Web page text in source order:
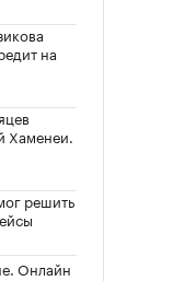
на
Хаменеи.
решить
Онлайн